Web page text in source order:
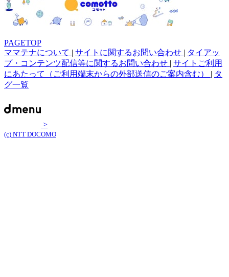
PAGETOP
ママテナについて | サイトに関するお問い合わせ | タイアッ
プ・コンテンツ配信等に関するお問い合わせ | サイトご利用
にあたって（ご利用端末からの外部送信のご案内含む） | タ
グ一覧
>
(c) NTT DOCOMO